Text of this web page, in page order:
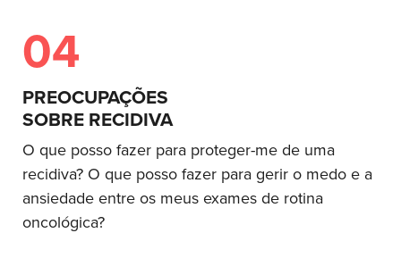
04
PREOCUPAÇÕES
SOBRE RECIDIVA
O que posso fazer para proteger-me de uma
recidiva? O que posso fazer para gerir o medo e a
ansiedade entre os meus exames de rotina
oncológica?